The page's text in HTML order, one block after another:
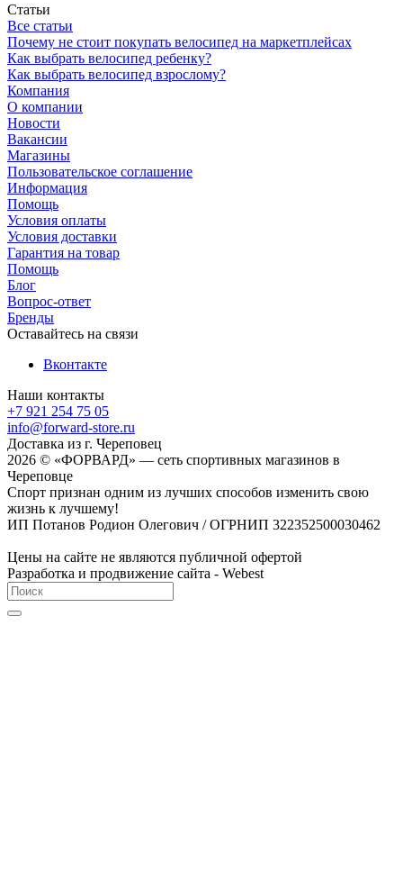
Статьи
Все статьи
Почему не стоит покупать велосипед на маркетплейсах
Как выбрать велосипед ребенку?
Как выбрать велосипед взрослому?
Компания
О компании
Новости
Вакансии
Магазины
Пользовательское соглашение
Информация
Помощь
Условия оплаты
Условия доставки
Гарантия на товар
Помощь
Блог
Вопрос-ответ
Бренды
Оставайтесь на связи
Вконтакте
Наши контакты
+7 921 254 75 05
info@forward-store.ru
Доставка из г. Череповец
2026 © «ФОРВАРД» — сеть спортивных магазинов в
Череповце
Спорт признан одним из лучших способов изменить свою
жизнь к лучшему!
ИП Потанов Родион Олегович / ОГРНИП 322352500030462
Цены на сайте не являются публичной офертой
Разработка и продвижение сайта - Webest